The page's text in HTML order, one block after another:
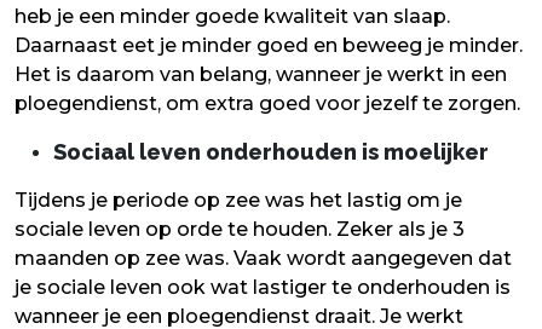
heb je een minder goede kwaliteit van slaap.
Daarnaast eet je minder goed en beweeg je minder.
Het is daarom van belang, wanneer je werkt in een
ploegendienst, om extra goed voor jezelf te zorgen.
Sociaal leven onderhouden is moelijker
Tijdens je periode op zee was het lastig om je
sociale leven op orde te houden. Zeker als je 3
maanden op zee was. Vaak wordt aangegeven dat
je sociale leven ook wat lastiger te onderhouden is
wanneer je een ploegendienst draait. Je werkt